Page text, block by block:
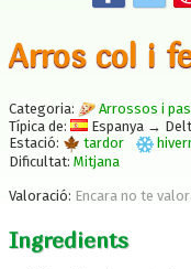
Arros col i
Categoria:
Arrossos i
Típica de:
Espanya →
Estació:
tardor
Dificultat: Mitjana
Valoració: Encara no te
Ingredients